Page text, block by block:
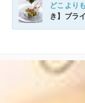
どこより
き】ブラ